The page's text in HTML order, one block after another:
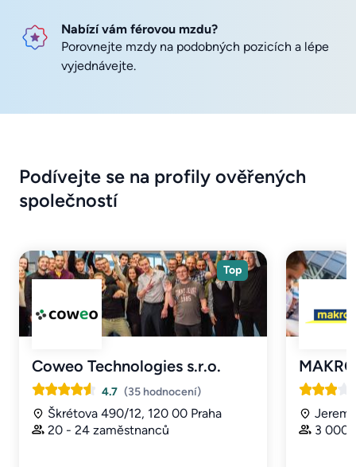
Nabízí vám férovou mzdu?
Porovnejte mzdy na podobných pozicích a lépe
vyjednávejte.
Podívejte se na profily ověřených
společností
Top
Coweo Technologies s.r.o.
4.7 (35 hodnocení)
Škrétova 490/12, 120 00 Praha
20 - 24 zaměstnanců
3 000